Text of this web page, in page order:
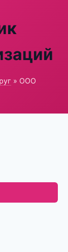
» ООО